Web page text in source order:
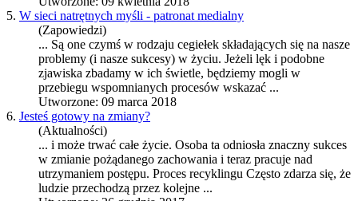
5. W sieci natrętnych myśli - patronat medialny
(Zapowiedzi)
... Są one czymś w rodzaju cegiełek składających się na nasze
problemy (i nasze sukcesy) w życiu. Jeżeli lęk i podobne
zjawiska zbadamy w ich świetle, będziemy mogli w
przebiegu wspomnianych procesów wskazać ...
Utworzone: 09 marca 2018
6. Jesteś gotowy na zmiany?
(Aktualności)
... i może trwać całe życie. Osoba ta odniosła znaczny sukces
w zmianie pożądanego zachowania i teraz pracuje nad
utrzymaniem postępu. Proces recyklingu Często zdarza się, że
ludzie przechodzą przez kolejne ...